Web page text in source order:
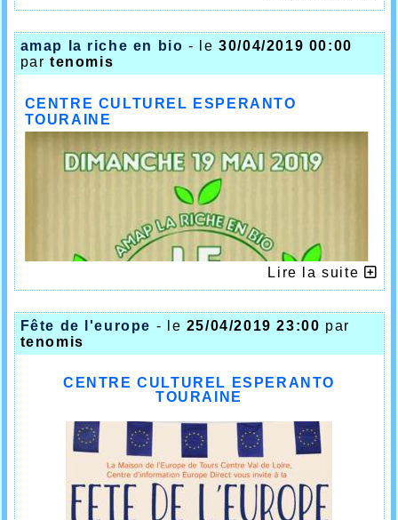
cette langue. Certains ont continué leur
d’initiation proposé dans un bus
spécialement aménagé et mis à notre
disposition par les organisateurs.
langues se sont essayés à parler la langue
internationale.
Belle journée remplie de riches échanges et
de belles rencontres, qui nous encouragent
à renouveler notre présence l’an prochain
en y proposant peut-être quelques chansons
amap la riche en bio - le30/04/2019 00:00
par tenomis
CENTRE CULTUREL ESPERANTO
TOURAINE
Lire la suite
Fête de l'europe - le 25/04/2019 23:00 par
tenomis
CENTRE CULTUREL ESPERANTO
TOURAINE